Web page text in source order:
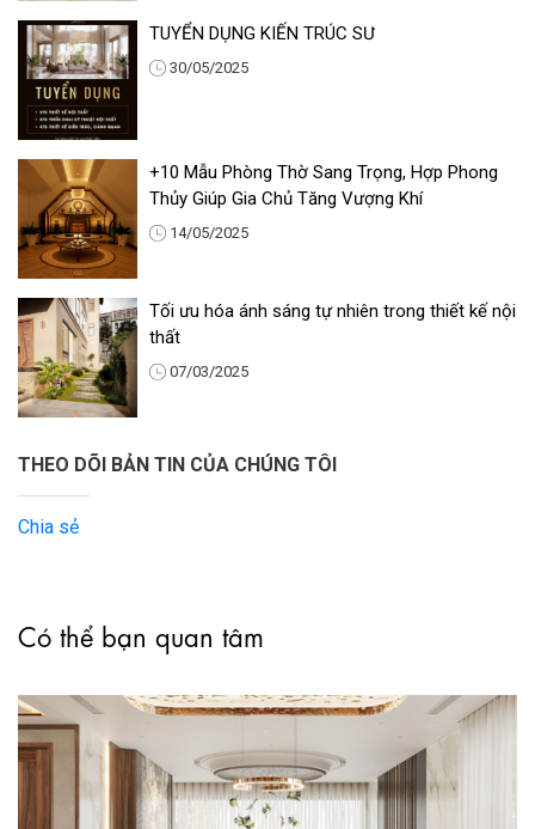
TUYỂN DỤNG KIẾN TRÚC SƯ
30/05/2025
+10 Mẫu Phòng Thờ Sang Trọng, Hợp Phong
Thủy Giúp Gia Chủ Tăng Vượng Khí
14/05/2025
Tối ưu hóa ánh sáng tự nhiên trong thiết kế nội
thất
07/03/2025
THEO DÕI BẢN TIN CỦA CHÚNG TÔI
Chia sẻ
Có thể bạn quan tâm